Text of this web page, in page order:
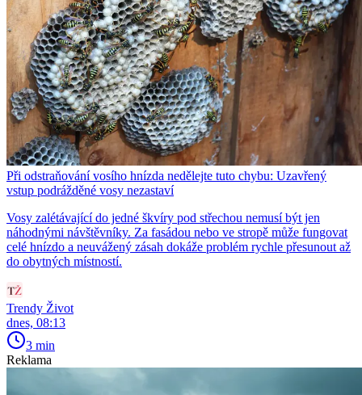
Při odstraňování vosího hnízda nedělejte tuto chybu: Uzavřený
vstup podrážděné vosy nezastaví
Vosy zalétávající do jedné škvíry pod střechou nemusí být jen
náhodnými návštěvníky. Za fasádou nebo ve stropě může fungovat
celé hnízdo a neuvážený zásah dokáže problém rychle přesunout až
do obytných místností.
Trendy Život
dnes, 08:13
3 min
Reklama